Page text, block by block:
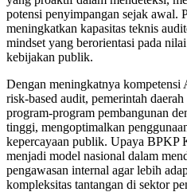
potensi penyimpangan sejak awal.
meningkatkan kapasitas teknis
mindset yang berorientasi pada
kebijakan publik.
Dengan meningkatnya kompetensi
risk-based audit, pemerintah
program-program pembangunan
tinggi, mengoptimalkan
kepercayaan publik. Upaya BPKP
menjadi model nasional dalam
pengawasan internal agar lebih
kompleksitas tantangan di sektor